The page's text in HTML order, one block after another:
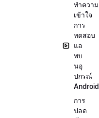
ทำความ
เข้าใจ
การ
ทดสอบ
แอ
พบ
นอุ
ปกรณ์
Android
การ
ปลด